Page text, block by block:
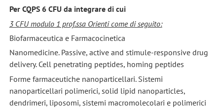
Per CQPS 6 CFU da integrare di cui
3 CFU modulo 1 prof.ssa Orienti come di seguito:
Biofarmaceutica e Farmacocinetica
Nanomedicine. Passive, active and stimule-responsive drug
delivery. Cell penetrating peptides, homing peptides
Forme farmaceutiche nanoparticellari. Sistemi
nanoparticellari polimerici, solid lipid nanoparticles,
dendrimeri, liposomi, sistemi macromolecolari e polimerici